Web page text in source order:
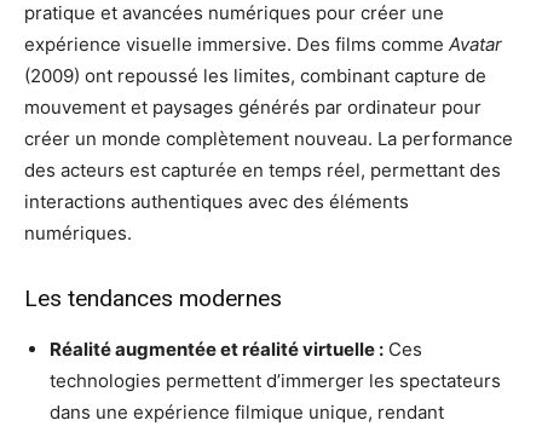
pratique et avancées numériques pour créer une
expérience visuelle immersive. Des films comme Avatar
(2009) ont repoussé les limites, combinant capture de
mouvement et paysages générés par ordinateur pour
créer un monde complètement nouveau. La performance
des acteurs est capturée en temps réel, permettant des
interactions authentiques avec des éléments
numériques.
Les tendances modernes
Réalité augmentée et réalité virtuelle : Ces
technologies permettent d’immerger les spectateurs
dans une expérience filmique unique, rendant